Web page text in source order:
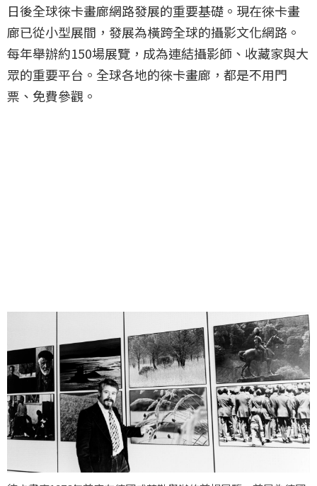
日後全球徠卡畫廊網路發展的重要基礎。現在徠卡畫
廊已從小型展間，發展為橫跨全球的攝影文化網路。
每年舉辦約150場展覽，成為連結攝影師、收藏家與大
眾的重要平台。全球各地的徠卡畫廊，都是不用門
票、免費參觀。